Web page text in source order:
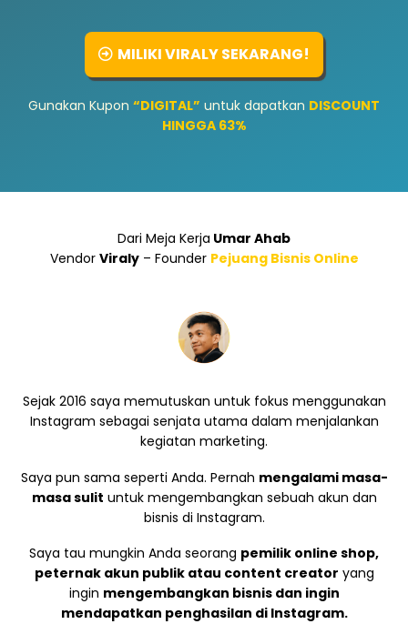
MILIKI VIRALY SEKARANG!
Gunakan Kupon “DIGITAL” untuk dapatkan DISCOUNT
HINGGA 63%
Dari Meja Kerja Umar Ahab
Vendor Viraly– Founder Pejuang Bisnis Online
Sejak 2016 saya memutuskan untuk fokus menggunakan
Instagram sebagai senjata utama dalam menjalankan
kegiatan marketing.
Saya pun sama seperti Anda. Pernah mengalami masa-
masa sulit untuk mengembangkan sebuah akun dan
bisnis di Instagram.
Saya tau mungkin Anda seorang pemilik online shop,
peternak akun publik atau content creator yang
ingin mengembangkan bisnis dan ingin
mendapatkan penghasilan di Instagram.